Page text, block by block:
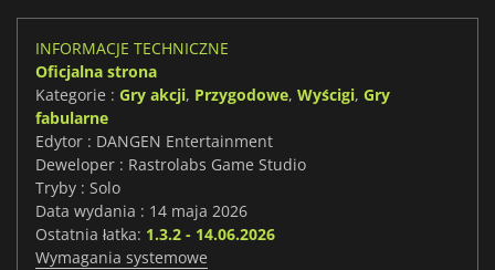
INFORMACJE TECHNICZNE
Oficjalna strona
Kategorie : Gry akcji, Przygodowe, Wyścigi, Gry
fabularne
Edytor : DANGEN Entertainment
Deweloper : Rastrolabs Game Studio
Tryby : Solo
Data wydania : 14 maja 2026
Ostatnia łatka: 1.3.2 - 14.06.2026
Wymagania systemowe